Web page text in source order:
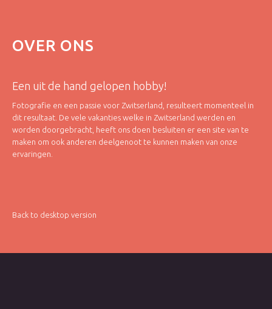
OVER ONS
Een uit de hand gelopen hobby!
Fotografie en een passie voor Zwitserland, resulteert momenteel in
dit resultaat. De vele vakanties welke in Zwitserland werden en
worden doorgebracht, heeft ons doen besluiten er een site van te
maken om ook anderen deelgenoot te kunnen maken van onze
ervaringen.
Back to desktop version